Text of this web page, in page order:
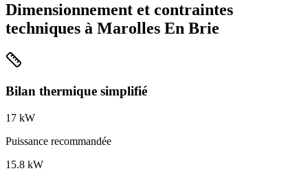
Dimensionnement et contraintes
techniques à Marolles En Brie
Bilan thermique simplifié
17 kW
Puissance recommandée
15.8 kW